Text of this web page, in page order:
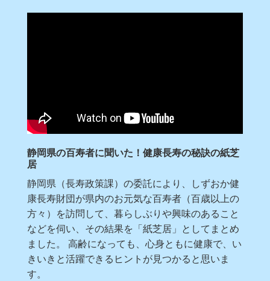
静岡県の百寿者に聞いた！健康長寿の秘訣の紙芝
居
静岡県（長寿政策課）の委託により、しずおか健
康長寿財団が県内のお元気な百寿者（百歳以上の
方々）を訪問して、暮らしぶりや興味のあること
などを伺い、その結果を「紙芝居」としてまとめ
ました。 高齢になっても、心身ともに健康で、い
きいきと活躍できるヒントが見つかると思いま
す。